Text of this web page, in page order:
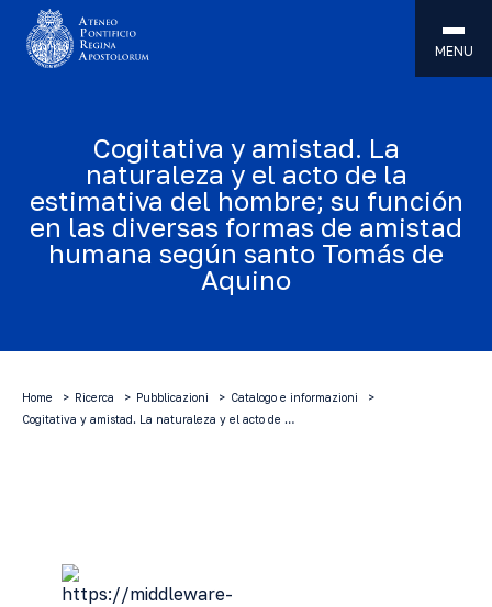
MENU
Cogitativa y amistad. La
naturaleza y el acto de la
estimativa del hombre; su función
en las diversas formas de amistad
humana según santo Tomás de
Aquino
Home Ricerca Pubblicazioni
Catalogo e informazioni
Cogitativa y amistad. La naturaleza y el acto de …